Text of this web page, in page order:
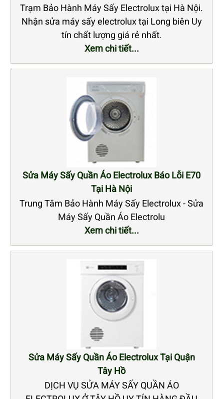
Trạm Bảo Hành Máy Sấy Electrolux tại Hà Nội.
Nhận sửa máy sấy electrolux tại Long biên Uy
tín chất lượng giá rẻ nhất.
Xem chi tiết...
Sửa Máy Sấy Quần Áo Electrolux Báo Lỗi E70
Tại Hà Nội
Trung Tâm Bảo Hành Máy Sấy Electrolux - Sửa
Máy Sấy Quần Áo Electrolu
Xem chi tiết...
Sửa Máy Sấy Quần Áo Electrolux Tại Quận
Tây Hồ
DỊCH VỤ SỬA MÁY SẤY QUẦN ÁO